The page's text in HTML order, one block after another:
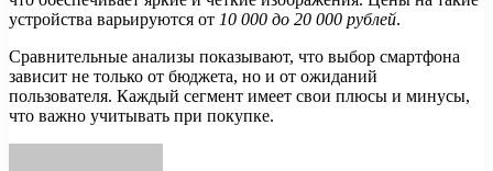
устройства варьируются от 10 000 до 20 000 рублей.
Сравнительные анализы показывают, что выбор смартфона
зависит не только от бюджета, но и от ожиданий
пользователя. Каждый сегмент имеет свои плюсы и минусы,
что важно учитывать при покупке.